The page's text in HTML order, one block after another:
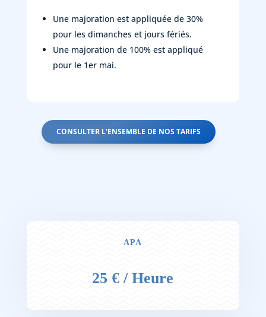
Une majoration est appliquée de 30%
pour les dimanches et jours fériés.
Une majoration de 100% est appliqué
pour le 1er mai.
CONSULTER L'ENSEMBLE DE NOS TARIFS
APA
25 € / Heure